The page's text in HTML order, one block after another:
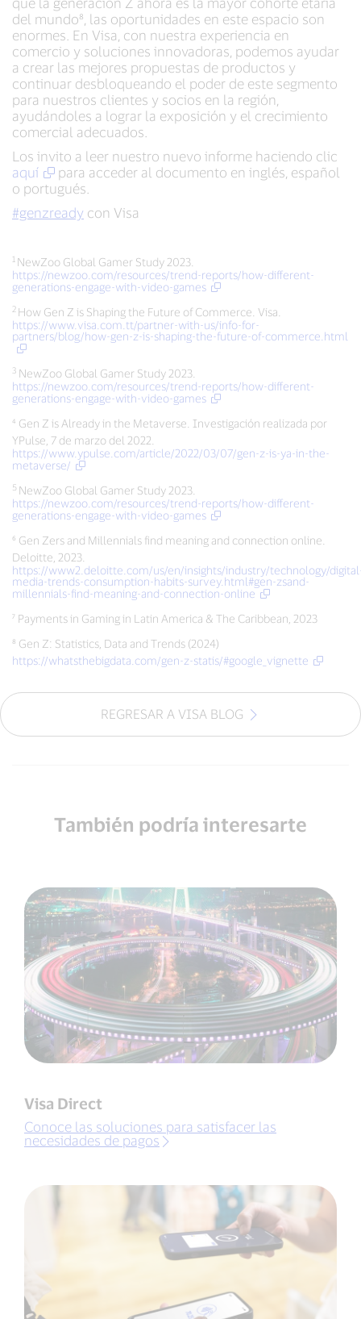
del mundo⁸, las oportunidades en este espacio son
enormes. En Visa, con nuestra experiencia en
comercio y soluciones innovadoras, podemos ayudar
a crear las mejores propuestas de productos y
continuar desbloqueando el poder de este segmento
para nuestros clientes y socios en la región,
ayudándoles a lograr la exposición y el crecimiento
comercial adecuados.
Los invito a leer nuestro nuevo informe haciendo clic
aquí
para acceder al documento en inglés, español
o portugués.
#genzready con Visa
1 NewZoo Global Gamer Study 2023.
https://newzoo.com/resources/trend-reports/how-different-
generations-engage-with-video-games
2 How Gen Z is Shaping the Future of Commerce. Visa.
https://www.visa.com.tt/partner-with-us/info-for-
partners/blog/how-gen-z-is-shaping-the-future-of-commerce.html
3 NewZoo Global Gamer Study 2023.
https://newzoo.com/resources/trend-reports/how-different-
generations-engage-with-video-games
⁴ Gen Z is Already in the Metaverse. Investigación realizada por
YPulse, 7 de marzo del 2022.
https://www.ypulse.com/article/2022/03/07/gen-z-is-ya-in-the-
metaverse/
5 NewZoo Global Gamer Study 2023.
https://newzoo.com/resources/trend-reports/how-different-
generations-engage-with-video-games
⁶ Gen Zers and Millennials find meaning and connection online.
Deloitte, 2023.
https://www2.deloitte.com/us/en/insights/industry/technology/
media-trends-consumption-habits-survey.html#gen-zsand-
millennials-find-meaning-and-connection-online
⁷ Payments in Gaming in Latin America & The Caribbean, 2023
⁸ Gen Z: Statistics, Data and Trends (2024)
https://whatsthebigdata.com/gen-z-statis/#google_vignette
REGRESAR A VISA BLOG
También podría interesarte
Visa Direct
Conoce las soluciones para satisfacer las
necesidades de pagos